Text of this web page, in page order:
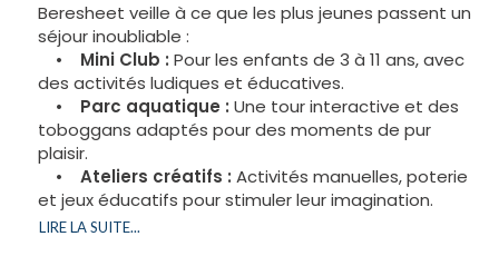
Beresheet veille à ce que les plus jeunes passent un
séjour inoubliable :
• Mini Club : Pour les enfants de 3 à 11 ans, avec
des activités ludiques et éducatives.
• Parc aquatique : Une tour interactive et des
toboggans adaptés pour des moments de pur
plaisir.
• Ateliers créatifs : Activités manuelles, poterie
et jeux éducatifs pour stimuler leur imagination.
•Balades à cheval :
LIRE LA SUITE...